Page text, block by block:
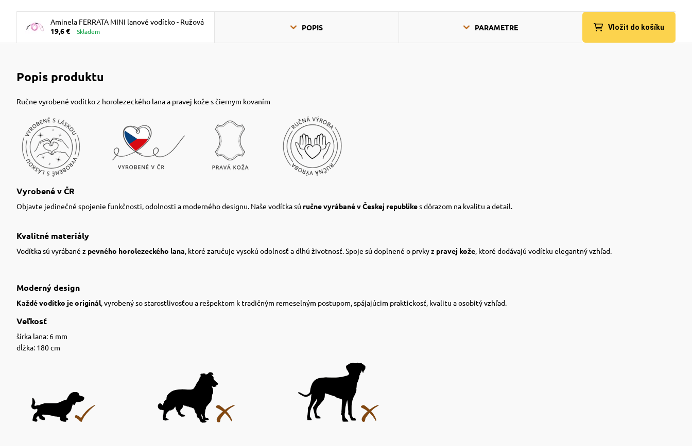
Aminela FERRATA MINI lanové vodítko - Ružová
19,6 €
Skladem POPIS PARAMETRE Vložit do košíku
Popis produktu
Ručne vyrobené vodítko z horolezeckého lana a pravej kože s čiernym kovaním
Vyrobené v ČR
Objavte jedinečné spojenie funkčnosti, odolnosti a moderného designu. Naše vodítka sú ručne vyrábané v Českej republikes dôrazom na kvalitu a detail.
Kvalitné materiály
Vodítka sú vyrábané z pevného horolezeckého lana, ktoré zaručuje vysokú odolnosť a dlhú životnosť. Spoje sú doplnené o prvky z pravej kože, ktoré dodávajú vodítku elegantný vzhľad.
Moderný design
Každé vodítko je originál, vyrobený so starostlivosťou a rešpektom k tradičným remeselným postupom, spájajúcim praktickosť, kvalitu a osobitý vzhľad.
Veľkosť
šírka lana: 6 mm
dĺžka: 180 cm